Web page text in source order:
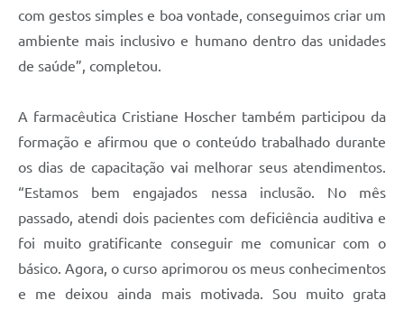
com gestos simples e boa vontade, conseguimos criar um
ambiente mais inclusivo e humano dentro das unidades
de saúde”, completou.
A farmacêutica Cristiane Hoscher também participou da
formação e afirmou que o conteúdo trabalhado durante
os dias de capacitação vai melhorar seus atendimentos.
“Estamos bem engajados nessa inclusão. No mês
passado, atendi dois pacientes com deficiência auditiva e
foi muito gratificante conseguir me comunicar com o
básico. Agora, o curso aprimorou os meus conhecimentos
e me deixou ainda mais motivada. Sou muito grata